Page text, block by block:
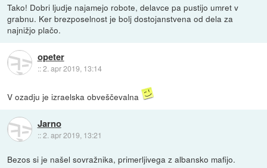
Tako! Dobri ljudje najamejo robote, delavce pa pustijo umret v
grabnu. Ker brezposelnost je bolj dostojanstvena od dela za
najnižjo plačo.
opeter
::2. apr 2019, 13:14
V ozadju je izraelska obveščevalna
Jarno
::2. apr 2019, 13:21
Bezos si je našel sovražnika, primerljivega z albansko mafijo.